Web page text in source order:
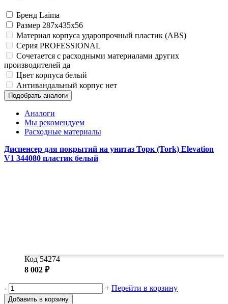
Бренд Laima
Размер 287x435x56
Материал корпуса ударопрочный пластик (ABS)
Серия PROFESSIONAL
Сочетается с расходными материалами других
производителей да
Цвет корпуса белый
Антивандальный корпус нет
Подобрать аналоги
Аналоги
Мы рекомендуем
Расходные материалы
Диспенсер для покрытий на унитаз Торк (Tork) Elevation
V1 344080 пластик белый
Код 54274
8 002 ₽
- + Перейти в корзину
Добавить в корзину